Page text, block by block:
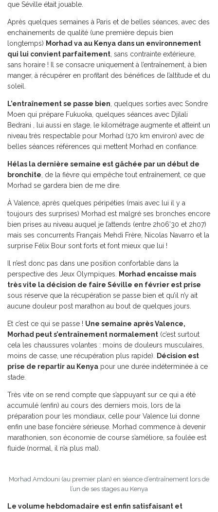
que Séville était jouable.
Après quelques semaines à Paris et de belles séances, avec des
enchainements de qualité (une première depuis bien
longtemps) Morhad va au Kenya dans un environnement
qui lui convient parfaitement , sans contrainte extérieure,
sans horaire ! Il se consacre uniquement à l’entraînement, à bien
manger, à récupérer en profitant des bénéfices de l’altitude et du
soleil.
L’entraînement se passe bien , quelques sorties avec Sondre
Moen qui prépare Fukuoka, quelques séances avec Djilali
Bedrani , lui aussi en stage, le kilométrage augmente et atteint un
niveau très respectable pour Morhad (170 km environ) avec de
belles séances références qui mettent Morhad en confiance.
Hélas la dernière semaine est gâchée par un début de
bronchite , de la fièvre qui empêche tout entraînement, ce que
Morhad se gardera bien de me dire.
À Valence, après quelques péripéties (mais avec lui il y a
toujours des surprises) Morhad est malgré ses bronches encore
bien prises au niveau auquel je l’attends (entre 2h06’30 et 2h07)
mais ses concurrents Français Mehdi Frère, Nicolas Navarro et la
surprise Félix Bour sont forts et font mieux que lui !
Il n’est donc pas dans une position confortable dans la
perspective des Jeux Olympiques.
Morhad encaisse mais
très vite la décision de faire Séville en février est prise
sous réserve que la récupération se passe bien et qu’il n’y ait
aucune douleur post marathon au bout de quelques jours.
Et c’est ce qui se passe ! Une semaine après Valence,
Morhad peut s’entraînement normalement (c’est surtout
cela les chaussures volantes : moins de douleurs musculaires,
moins de casse, une récupération plus rapide).
Décision est
prise de repartir au Kenya pour une durée indéterminée à ce
stade.
Très vite on se rend compte que s’appuyant sur ce qui a été
accumulé (enfin) au cours des derniers mois, lors de la
préparation pour les mondiaux, celle pour Valence lui donne
enfin une base foncière sérieuse. Morhad commence à devenir
marathonien, son économie de course s’améliore, sa foulée est
fluide (normal, il n’a plus mal).
Morhad Amdouni (au premier plan) en séance d’entraînement lors de
l’un de ses stages au Kenya
Le volume hebdomadaire est enfin satisfaisant et